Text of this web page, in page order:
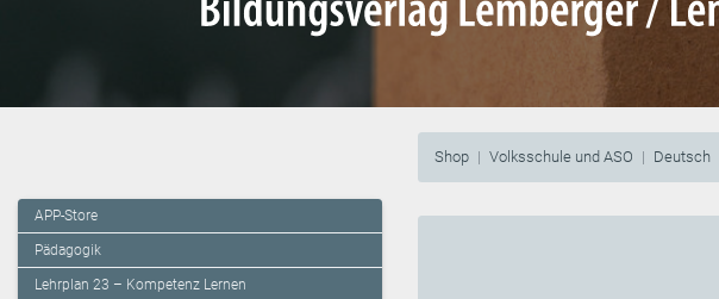
Shop Volksschule und ASO Deutsch
APP-Store
Pädagogik
Lehrplan 23 – Kompetenz Lernen